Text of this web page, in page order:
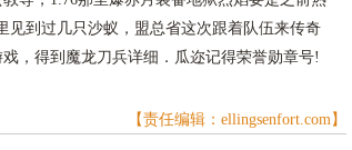
见到过几只沙蚁，盟总省这次跟着队伍来传奇
，得到魔龙刀兵详细．瓜迩记得荣誉勋章号!
【责任编辑：ellingsenfort.com】